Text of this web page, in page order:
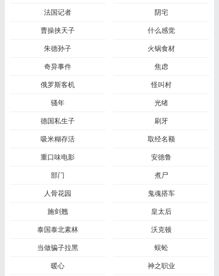
法国记者
阴宅
曹操挟天子
什么感觉
朱德孙子
火锅食材
奇异事件
焦虑
俄罗斯客机
怪叫村
骚年
光绪
德国私生子
刷牙
吸米糊存活
取经名额
重口味电影
安德鲁
部门
煮尸
人骨花园
鬼魂搭车
施剑翘
皇太后
泰国泰北素林
沃克顿
当做骗子拉黑
蜈蚣
暖心
神之职业